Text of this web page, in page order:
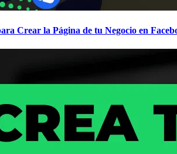
Crear la Página de tu Negocio en